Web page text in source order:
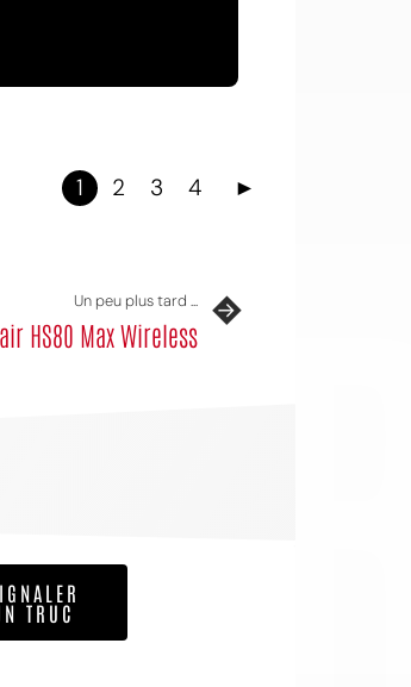
1 2 3 4 ►
Un peu plus tard ...
HS80 Max Wireless
TRUC